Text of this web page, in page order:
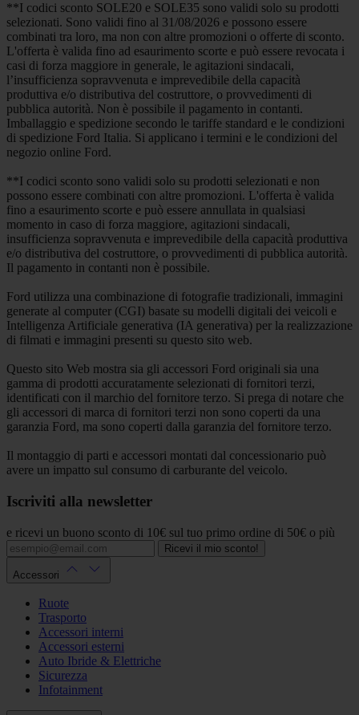
**I codici sconto SOLE20 e SOLE35 sono validi solo su prodotti
selezionati. Sono validi fino al 31/08/2026 e possono essere
combinati tra loro, ma non con altre promozioni o offerte di sconto.
L'offerta è valida fino ad esaurimento scorte e può essere revocata i
casi di forza maggiore in generale, le agitazioni sindacali,
l’insufficienza sopravvenuta e imprevedibile della capacità
produttiva e/o distributiva del costruttore, o provvedimenti di
pubblica autorità. Non è possibile il pagamento in contanti.
Imballaggio e spedizione secondo le tariffe standard e le condizioni
di spedizione Ford Italia. Si applicano i termini e le condizioni del
negozio online Ford.
**I codici sconto sono validi solo su prodotti selezionati e non
possono essere combinati con altre promozioni. L'offerta è valida
fino a esaurimento scorte e può essere annullata in qualsiasi
momento in caso di forza maggiore, agitazioni sindacali,
insufficienza sopravvenuta e imprevedibile della capacità produttiva
e/o distributiva del costruttore, o provvedimenti di pubblica autorità.
Il pagamento in contanti non è possibile.
Ford utilizza una combinazione di fotografie tradizionali, immagini
generate al computer (CGI) basate su modelli digitali dei veicoli e
Intelligenza Artificiale generativa (IA generativa) per la realizzazione
di filmati e immagini presenti su questo sito web.
Questo sito Web mostra sia gli accessori Ford originali sia una
gamma di prodotti accuratamente selezionati di fornitori terzi,
identificati con il marchio del fornitore terzo. Si prega di notare che
gli accessori di marca di fornitori terzi non sono coperti da una
garanzia Ford, ma sono coperti dalla garanzia del fornitore terzo.
Il montaggio di parti e accessori montati dal concessionario può
avere un impatto sul consumo di carburante del veicolo.
Iscriviti alla newsletter
e ricevi un buono sconto di 10€ sul tuo primo ordine di 50€ o più
Ricevi il mio sconto!
Accessori
Ruote
Trasporto
Accessori interni
Accessori esterni
Auto Ibride & Elettriche
Sicurezza
Infotainment